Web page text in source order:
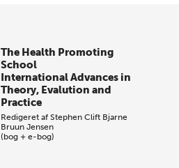
The Health Promoting
School
International Advances in
Theory, Evalution and
Practice
Redigeret afStephen Clift Bjarne
Bruun Jensen
(bog + e-bog)